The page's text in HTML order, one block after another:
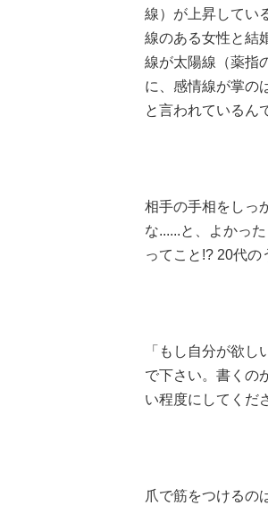
線）が上昇してい
線のある女性と結
線が太陽線（薬指
に、感情線が掌の
と言われているん
相手の手相をしっ
な......と、よかっ
ってこと!? 20代の
「もし自分が欲
で下さい。書くの
い程度にしてくだ
爪で筋をつけるの